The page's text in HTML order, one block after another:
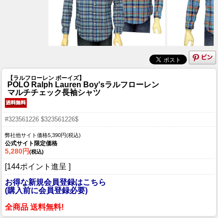
【ラルフローレン ボーイズ】
POLO Ralph Lauren Boy'sラルフローレン
マルチチェック長袖シャツ
#323561226 $323561226$
弊社他サイト価格5,390円(税込)
公式サイト限定価格
5,280円(税込)
[144ポイント進呈 ]
お得な新規会員登録はこちら
(購入前に会員登録必要)
全商品 送料無料!